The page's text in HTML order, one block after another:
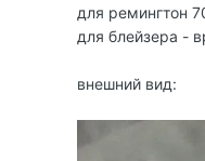
для ремингтон
для блейзера -
внешний вид: